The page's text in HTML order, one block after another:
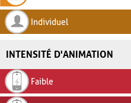
Individuel
INTENSITÉ D'ANIMATION
Faible